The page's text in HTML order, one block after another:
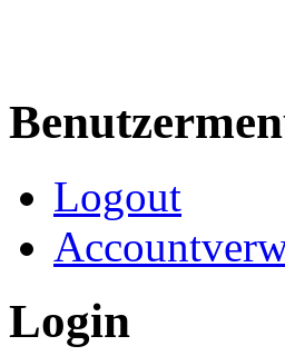
Logout
Login